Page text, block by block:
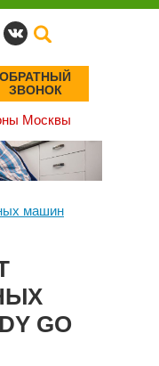
Москвы
ОБРАТНЫЙ
ЗВОНОК
машин
GO